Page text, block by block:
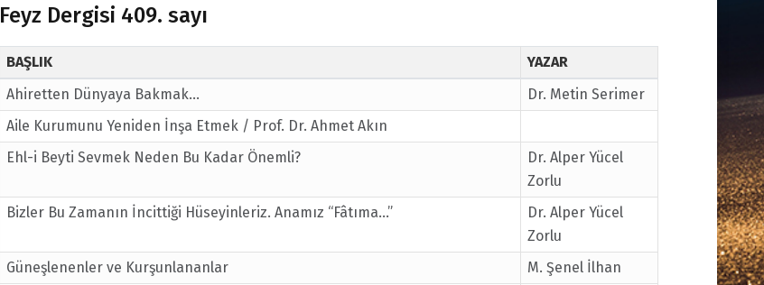
Feyz Dergisi 409. sayı
BAŞLIK
YAZAR
Ahiretten Dünyaya Bakmak…
Dr. Metin Serimer
Aile Kurumunu Yeniden İnşa Etmek / Prof. Dr. Ahmet Akın
Ehl-i Beyti Sevmek Neden Bu Kadar Önemli?
Dr. Alper Yücel
Zorlu
Bizler Bu Zamanın İncittiği Hüseyinleriz. Anamız “Fâtıma...”
Dr. Alper Yücel
Zorlu
Güneşlenenler ve Kurşunlananlar
M. Şenel İlhan